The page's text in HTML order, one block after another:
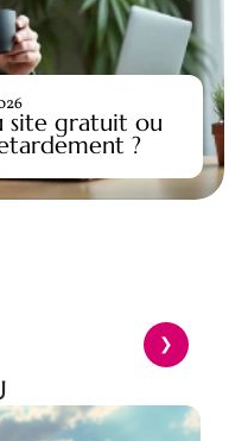
site gratuit ou
?